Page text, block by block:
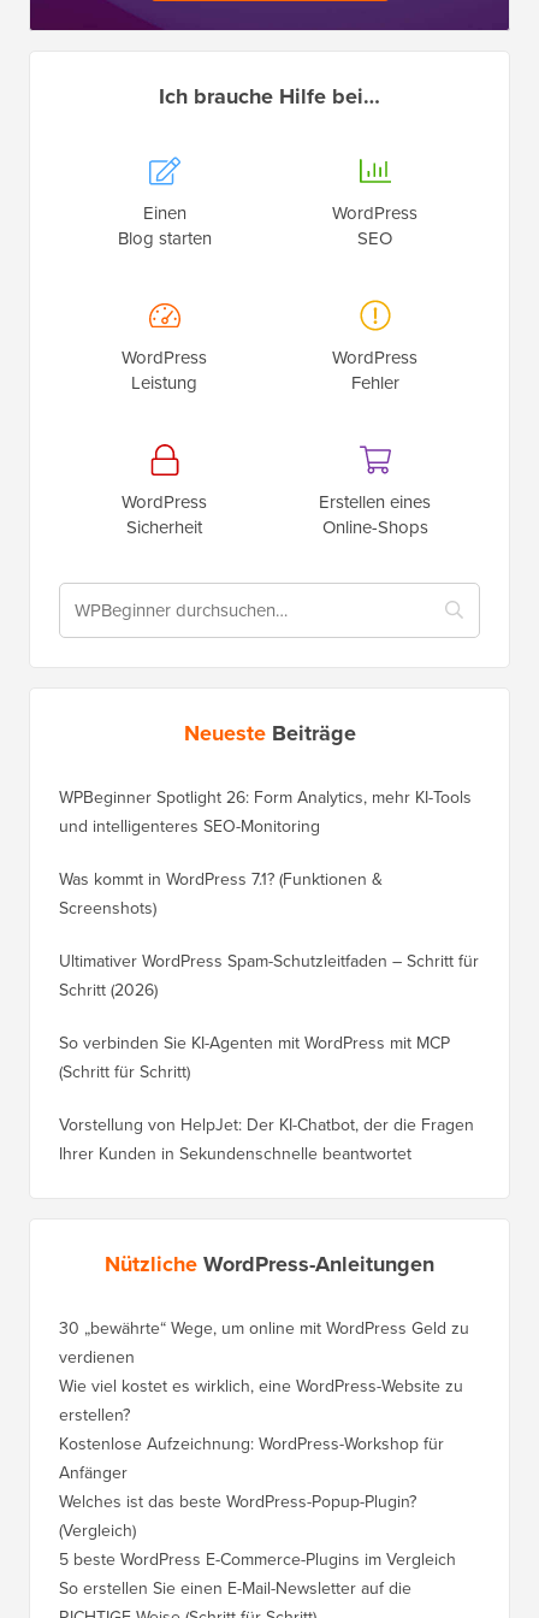
Ich brauche Hilfe bei…
Einen
Blog starten
WordPress
SEO
WordPress
Leistung
WordPress
Fehler
WordPress
Sicherheit
Erstellen eines
Online-Shops
Neueste Beiträge
WPBeginner Spotlight 26: Form Analytics, mehr KI-Tools
und intelligenteres SEO-Monitoring
Was kommt in WordPress 7.1? (Funktionen &
Screenshots)
Ultimativer WordPress Spam-Schutzleitfaden – Schritt für
Schritt (2026)
So verbinden Sie KI-Agenten mit WordPress mit MCP
(Schritt für Schritt)
Vorstellung von HelpJet: Der KI-Chatbot, der die Fragen
Ihrer Kunden in Sekundenschnelle beantwortet
NützlicheWordPress-Anleitungen
30 „bewährte“ Wege, um online mit WordPress Geld zu
verdienen
Wie viel kostet es wirklich, eine WordPress-Website zu
erstellen?
Kostenlose Aufzeichnung: WordPress-Workshop für
Anfänger
Welches ist das beste WordPress-Popup-Plugin?
(Vergleich)